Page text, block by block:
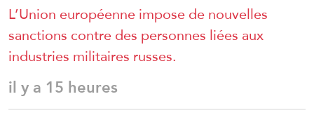
L’Union européenne impose de nouvelles
sanctions contre des personnes liées aux
industries militaires russes.
il y a 15 heures